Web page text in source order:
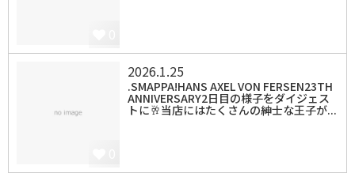
2026.1.25
.SMAPPA!HANS AXEL VON FERSEN23TH
ANNIVERSARY2日目の様子をダイジェス
トに🥂当店にはたくさんの紳士な王子が...